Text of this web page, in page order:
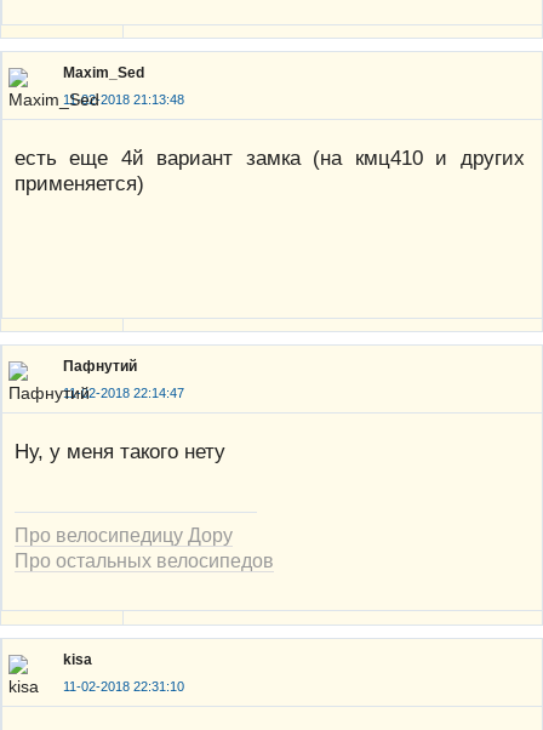
Maxim_Sed
11-02-2018 21:13:48
есть еще 4й вариант замка (на кмц410 и других
применяется)
Пафнутий
11-02-2018 22:14:47
Ну, у меня такого нету
Про велосипедицу Дору
Про остальных велосипедов
kisa
11-02-2018 22:31:10